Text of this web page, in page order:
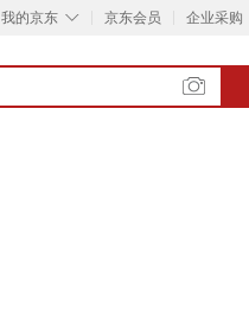
◇
我的京东 京东会员 企业采购